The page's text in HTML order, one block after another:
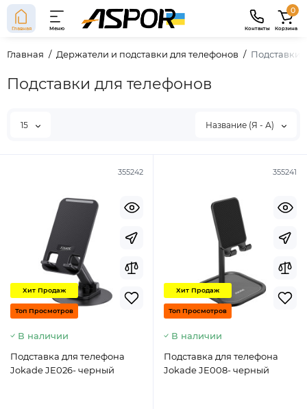
Главная Меню Контакты
0
Корзина
Главная Держатели и подставки для телефонов Подставки
Подставки для телефонов
15 Название (Я - А)
355242
Хит Продаж
Топ Просмотров
В наличии
Подставка для телефона
Jokade JE026- черный
355241
Хит Продаж
Топ Просмотров
В наличии
Подставка для телефона
Jokade JE008- черный